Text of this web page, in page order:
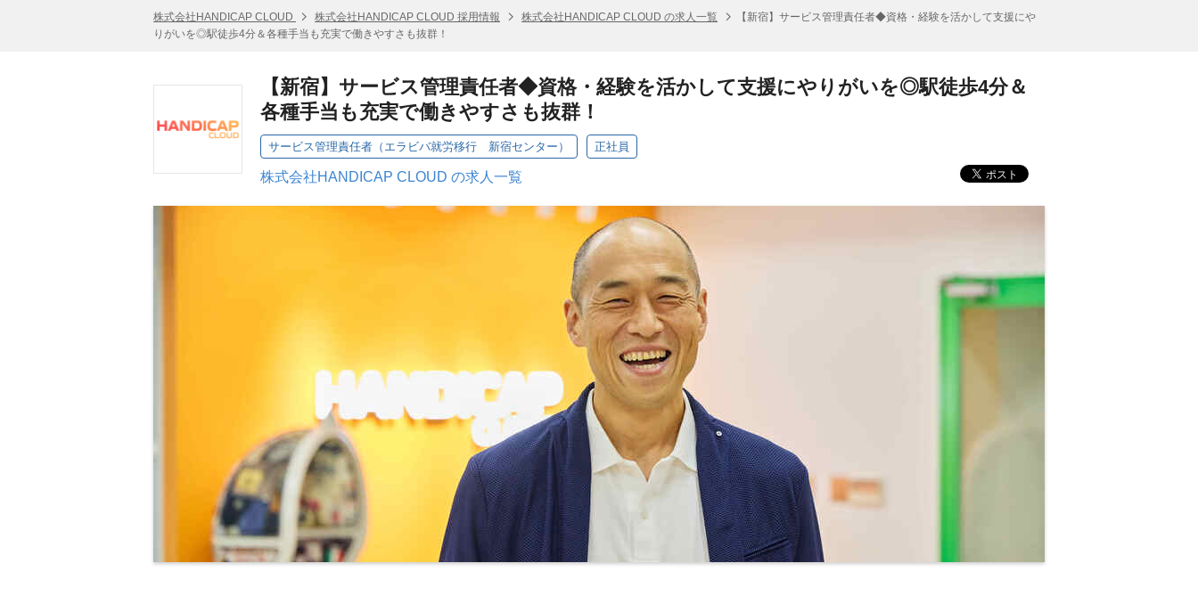
株式会社HANDICAP CLOUD 株式会社HANDICAP CLOUD 採用情報 株式会社HANDICAP CLOUD の求人一覧
【新宿】サービス管理責任者◆資格・経験を活かして支援にや
りがいを◎駅徒歩4分＆各種手当も充実で働きやすさも抜群！
【新宿】サービス管理責任者◆資格・経験を活かして支援にやりがいを◎駅徒歩4分＆
各種手当も充実で働きやすさも抜群！
サービス管理責任者（エラビバ就労移行 新宿センター） 正社員
株式会社HANDICAP CLOUD の求人一覧